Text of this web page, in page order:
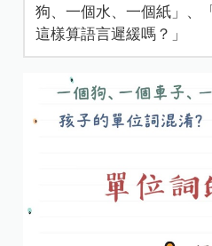
狗、一個水、一個紙」、
這樣算語言遲緩嗎？」